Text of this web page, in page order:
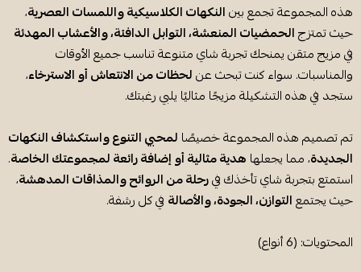
هذه المجموعة تجمع بينالنكهات الكلاسيكية واللمسات العصرية،
حيث تمتزجالحمضيات المنعشة، التوابل الدافئة، والأعشاب المهدئة
في مزيج متقن يمنحك تجربة شاي متنوعة تناسب جميع الأوقات
والمناسبات. سواء كنت تبحث عنلحظات من الانتعاش أو الاسترخاء،
ستجد في هذه التشكيلة مزيجًا مثاليًا يلبي رغبتك.
تم تصميم هذه المجموعة خصيصًا لمحبي التنوع واستكشاف النكهات
الجديدة، مما يجعلها هدية مثالية أو إضافة رائعة لمجموعتك الخاصة.
استمتع بتجربة شاي تأخذك فيرحلة من الروائح والمذاقات المدهشة،
حيث يجتمعالتوازن، الجودة، والأصالة في كل رشفة.
المحتويات: (6 أنواع)